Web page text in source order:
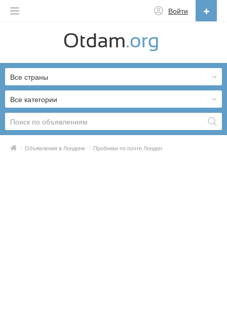
Войти
English
Русский
Українська
Все категории
Все страны
/ Объявления в Лондоне / Пробники по почте Лондон